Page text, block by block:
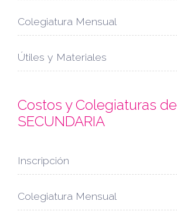
Colegiatura Mensual
Útiles y Materiales
Costos y Colegiaturas de
SECUNDARIA
Inscripción
Colegiatura Mensual